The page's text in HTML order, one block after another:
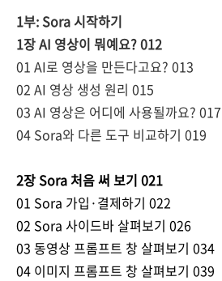
1부: Sora 시작하기
1장 AI 영상이 뭐예요? 012
01 AI로 영상을 만든다고요? 013
02 AI 영상 생성 원리 015
03 AI 영상은 어디에 사용될까요? 017
04 Sora와 다른 도구 비교하기 019
2장 Sora 처음 써 보기 021
01 Sora 가입·결제하기 022
02 Sora 사이드바 살펴보기 026
03 동영상 프롬프트 창 살펴보기 034
04 이미지 프롬프트 창 살펴보기 039